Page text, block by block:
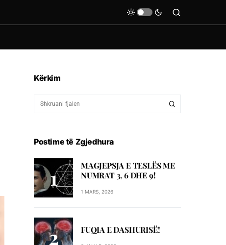
Kërkim
Postime të Zgjedhura
MAGJEPSJA E TESLËS ME
NUMRAT 3, 6 DHE 9!
1 MARS, 2026
FUQIA E DASHURISË!